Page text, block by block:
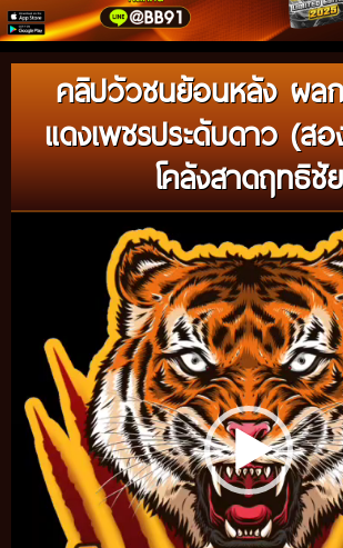
คลิปวัวชนย้อนหลัง ผล
แดงเพชรประดับดาว (ส
โคลังสาดฤทธิชัย